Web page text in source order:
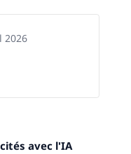
2026
avec l'IA